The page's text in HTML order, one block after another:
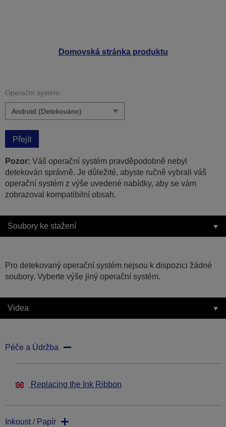
Domovská stránka produktu
Operační systém:
Přejít
Pozor: Váš operační systém pravděpodobně nebyl
detekován správně. Je důležité, abyste ručně vybrali váš
operační systém z výše uvedené nabídky, aby se vám
zobrazoval kompatibilní obsah.
Soubory ke stažení
Pro detekovaný operační systém nejsou k dispozici žádné
soubory. Vyberte výše jiný operační systém.
Videa
Péče a Údržba
Replacing the Ink Ribbon
Inkoust / Papír